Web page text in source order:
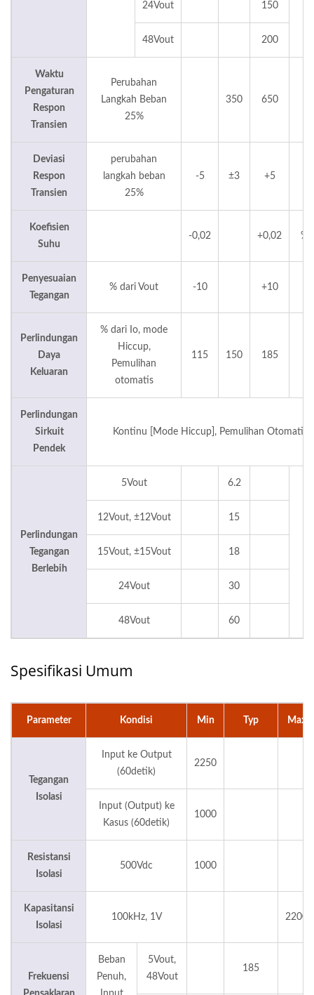
24Vout 150
48Vout 200
Waktu
Pengaturan
Respon
Transien
Perubahan
Langkah Beban
25%
350 650
Deviasi
Respon
Transien
perubahan
langkah beban
25%
-5 ±3 +5
Koefisien
Suhu
-0,02 +0,02 %/
Penyesuaian
Tegangan
% dari Vout -10 +10
Perlindungan
Daya
Keluaran
% dari Io, mode
Hiccup,
Pemulihan
otomatis
115 150 185
Perlindungan
Sirkuit
Pendek
Kontinu [Mode Hiccup], Pemulihan Otomatis
Perlindungan
Tegangan
Berlebih
5Vout 6.2
12Vout, ±12Vout 15
15Vout, ±15Vout 18
24Vout 30
48Vout 60
Spesifikasi Umum
Parameter Kondisi Min Typ Max
Tegangan
Isolasi
Input ke Output
(60detik)
2250
Input (Output) ke
Kasus (60detik)
1000
Resistansi
Isolasi
500Vdc 1000
Kapasitansi
Isolasi
100kHz, 1V 2200
Frekuensi
Beban
Penuh,
5Vout,
48Vout
185